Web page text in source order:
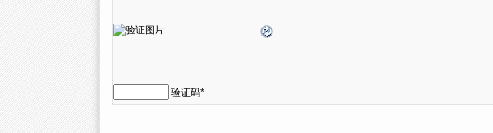
验证码*